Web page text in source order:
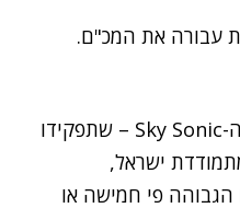
עבורה את המכ"ם.
"ברפאל לא חדלים מפיתוח וייצור של שכבות הגנה נוספות. כעת מפותח ברפאל ה-Sky Sonic – שתפקידו
ישראל,
הגבוהה פי חמישה או